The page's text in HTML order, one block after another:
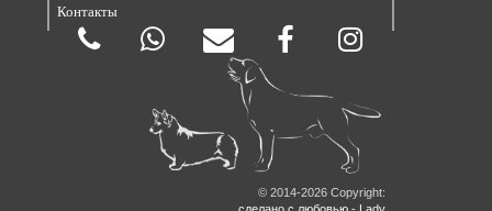
Контакты
© 2014-2026 Copyright: